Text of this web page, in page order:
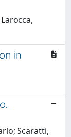
in
Scaratti,